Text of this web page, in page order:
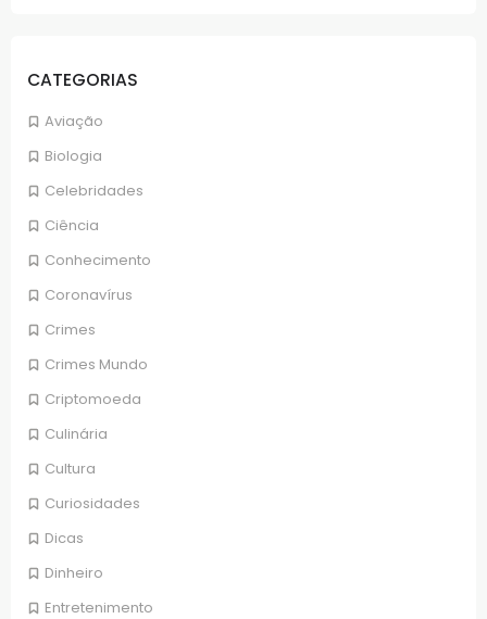
CATEGORIAS
Aviação
Biologia
Celebridades
Ciência
Conhecimento
Coronavírus
Crimes
Crimes Mundo
Criptomoeda
Culinária
Cultura
Curiosidades
Dicas
Dinheiro
Entretenimento